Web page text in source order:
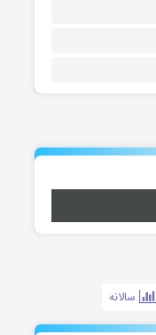
سالانه